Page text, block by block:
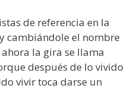
de referencia en la
cambiándole el nombre
ahora la gira se llama
después de lo vivido
vivir toca darse un